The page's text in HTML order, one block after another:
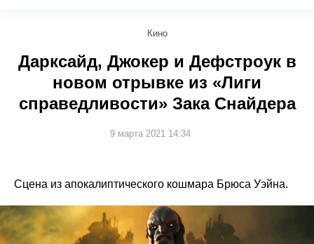
Кино
Дарксайд, Джокер и Дефстроук в
новом отрывке из «Лиги
справедливости» Зака Снайдера
9 марта 2021 14:34
Сцена из апокалиптического кошмара Брюса Уэйна.